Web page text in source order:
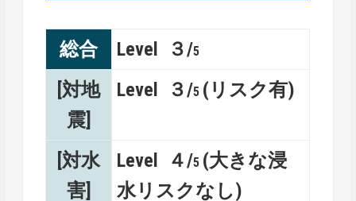
総合 Level ３/5
[対地
震]
Level ３/5 (リスク有)
[対水
害]
Level ４/5 (大きな浸
水リスクなし)